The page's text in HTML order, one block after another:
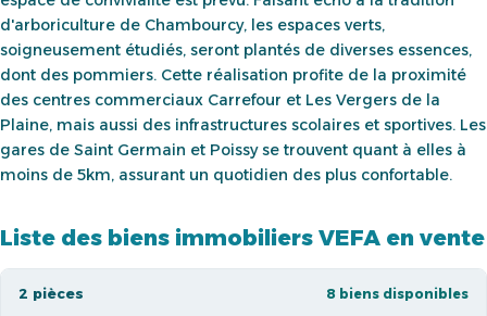
d'arboriculture de Chambourcy, les espaces verts,
soigneusement étudiés, seront plantés de diverses essences,
dont des pommiers. Cette réalisation profite de la proximité
des centres commerciaux Carrefour et Les Vergers de la
Plaine, mais aussi des infrastructures scolaires et sportives. Les
gares de Saint Germain et Poissy se trouvent quant à elles à
moins de 5km, assurant un quotidien des plus confortable.
Liste des biens immobiliers VEFA en vente
2 pièces 8 biens disponibles